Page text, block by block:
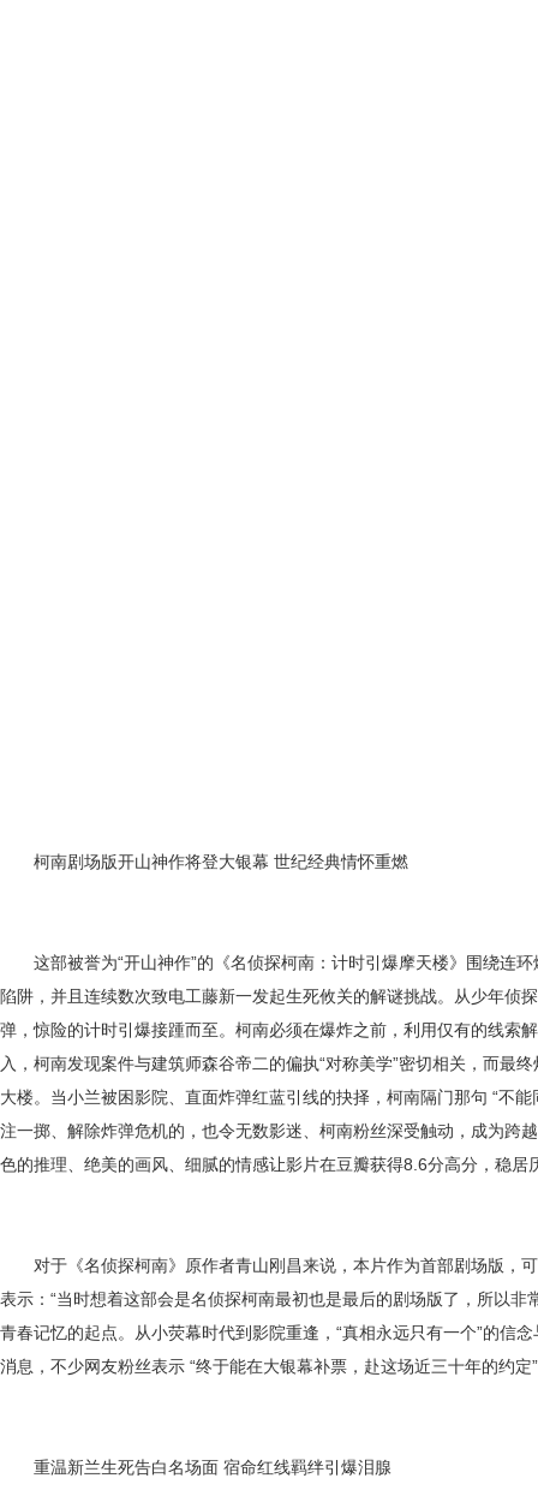
柯南剧场版开山神作将登大银幕 世纪经典情怀重燃
这部被誉为“开山神作”的《名侦探柯南：计时引爆摩天楼》围绕连环
陷阱，并且连续数次致电工藤新一发起生死攸关的解谜挑战。从少年侦
弹，惊险的计时引爆接踵而至。柯南必须在爆炸之前，利用仅有的线索
入，柯南发现案件与建筑师森谷帝二的偏执“对称美学”密切相关，而最
大楼。当小兰被困影院、直面炸弹红蓝引线的抉择，柯南隔门那句 “不
注一掷、解除炸弹危机的，也令无数影迷、柯南粉丝深受触动，成为跨
色的推理、绝美的画风、细腻的情感让影片在豆瓣获得8.6分高分，稳居
对于《名侦探柯南》原作者青山刚昌来说，本片作为首部剧场版，
表示：“当时想着这部会是名侦探柯南最初也是最后的剧场版了，所以非
青春记忆的起点。从小荧幕时代到影院重逢，“真相永远只有一个”的信
消息，不少网友粉丝表示 “终于能在大银幕补票，赴这场近三十年的约定
重温新兰生死告白名场面 宿命红线羁绊引爆泪腺